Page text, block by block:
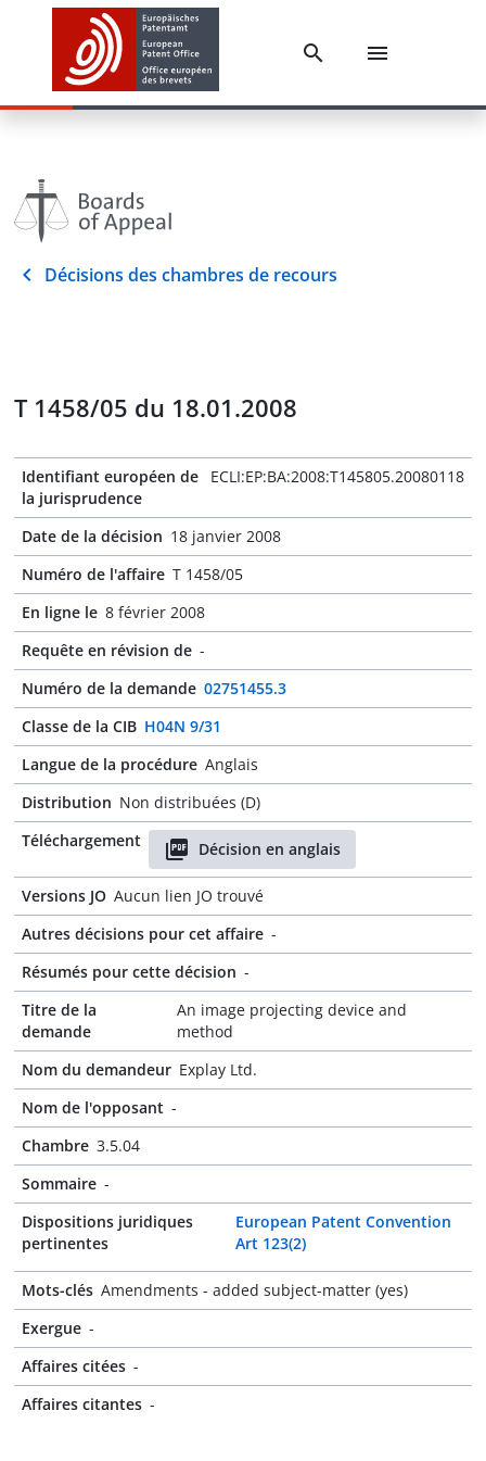
Décisions des chambres de recours
T 1458/05 du 18.01.2008
Identifiant européen de
la jurisprudence
ECLI:EP:BA:2008:T145805.20080118
Date de la décision 18 janvier 2008
Numéro de l'affaire T 1458/05
En ligne le 8 février 2008
Requête en révision de -
Numéro de la demande 02751455.3
Classe de la CIB H04N 9/31
Langue de la procédure Anglais
Distribution Non distribuées (D)
Téléchargement
Décision en anglais
Versions JO Aucun lien JO trouvé
Autres décisions pour cet affaire -
Résumés pour cette décision -
Titre de la
demande
An image projecting device and
method
Nom du demandeur Explay Ltd.
Nom de l'opposant -
Chambre 3.5.04
Sommaire -
Dispositions juridiques
pertinentes
European Patent Convention
Art 123(2)
Mots-clés Amendments - added subject-matter (yes)
Exergue -
Affaires citées -
Affaires citantes -